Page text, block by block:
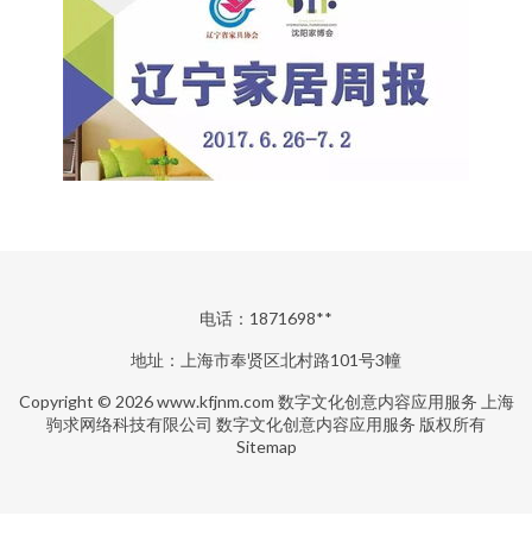
电话：1871698**
地址：上海市奉贤区北村路101号3幢
Copyright © 2026www.kfjnm.com 数字文化创意内容应用服务 上海
驹求网络科技有限公司 数字文化创意内容应用服务 版权所有
Sitemap